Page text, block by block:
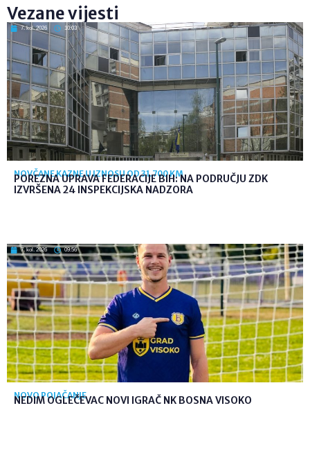
Vezane vijesti
7. kol. 2026 10:03
NOVČANE KAZNE U IZNOSU OD 31.700 KM
POREZNA UPRAVA FEDERACIJE BIH: NA PODRUČJU ZDK
IZVRŠENA 24 INSPEKCIJSKA NADZORA
7. kol. 2026 09:56
NOVO POJAČANJE
NEDIM OGLEČEVAC NOVI IGRAČ NK BOSNA VISOKO